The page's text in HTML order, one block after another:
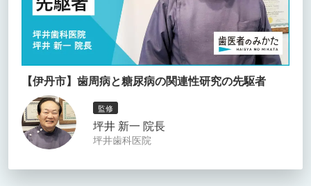
【伊丹市】歯周病と糖尿病の関連性研究の先駆者
監修
坪井 新一 院長
坪井歯科医院